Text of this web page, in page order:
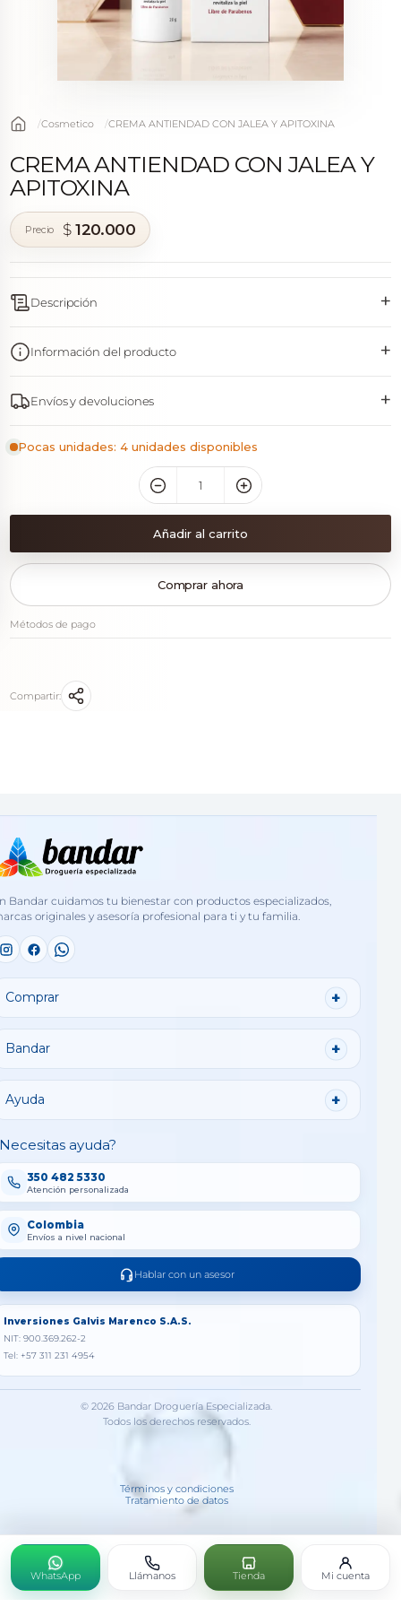
Cosmetico CREMA ANTIENDAD CON JALEA Y APITOXINA
CREMA ANTIENDAD CON JALEA Y
APITOXINA
$120.000
Descripción +
Información del producto +
Envíos y devoluciones +
Pocas unidades: 4 unidades disponibles
Añadir al carrito
Comprar ahora
Métodos de pago
Compartir:
Bandar cuidamos tu bienestar con productos especializados,
originales y asesoría profesional para ti y tu familia.
Comprar
Bandar
Ayuda
ayuda?
350 482 5330
Atención personalizada
Colombia
Envíos a nivel nacional
Hablar con un asesor
Inversiones Galvis Marenco S.A.S.
NIT: 900.369.262-2
Tel: +57 311 231 4954
© 2026 Bandar Droguería Especializada.
Todos los derechos reservados.
Términos y condiciones
Tratamiento de datos
WhatsApp Llámanos Tienda Mi cuenta